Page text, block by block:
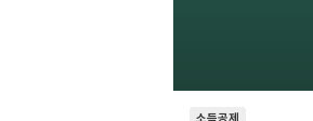
소득공제